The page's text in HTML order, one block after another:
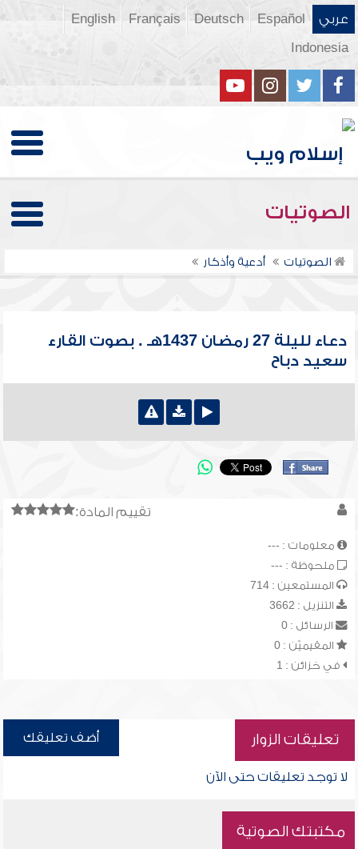
عربي Español
Deutsch
Français
English
Indonesia
الصوتيات
الصوتيات أدعية وأذكار
دعاء لليلة 27 رمضان 1437هـ . بصوت القارء
سعيد دباح
تقييم المادة:
معلومات : ---
ملحوظة : ---
المستمعين : 714
التنزيل : 3662
الرسائل : 0
المقيميّن : 0
في خزائن : 1
تعليقات الزوار أضف تعليقك
لا توجد تعليقات حتى الآن
مكتبتك الصوتية